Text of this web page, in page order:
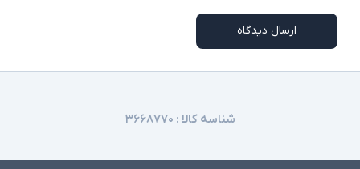
ارسال دیدگاه
شناسه کالا : ۳۶۶۸۷۷۰